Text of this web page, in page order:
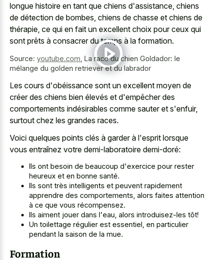
longue histoire en tant que chiens d'assistance, chiens
de détection de bombes, chiens de chasse et chiens de
thérapie, ce qui en fait un excellent choix pour ceux qui
sont prêts à consacrer du temps à la formation.
Source: youtube.com La race du chien Goldador: le
mélange du golden retriever et du labrador
Les cours d'obéissance sont un excellent moyen de
créer des chiens bien élevés et d'empêcher des
comportements indésirables comme sauter et s'enfuir,
surtout chez les grandes races.
Voici quelques points clés à garder à l'esprit lorsque
vous entraînez votre demi-laboratoire demi-doré:
Ils ont besoin de beaucoup d'exercice pour rester
heureux et en bonne santé.
Ils sont très intelligents et peuvent rapidement
apprendre des comportements, alors faites attention
à ce que vous récompensez.
Ils aiment jouer dans l'eau, alors introduisez-les tôt!
Un toilettage régulier est essentiel, en particulier
pendant la saison de la mue.
Formation